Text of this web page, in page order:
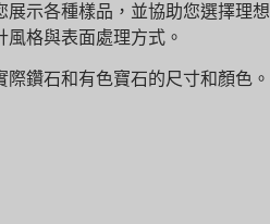
示各種樣品，並協助您選擇理想
格與表面處理方式。
鑽石和有色寶石的尺寸和顏色。